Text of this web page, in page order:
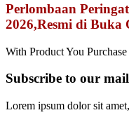
Perlombaan
2026,Resmi di Buka
With Product You Purchase
Subscribe to our
Lorem ipsum dolor sit